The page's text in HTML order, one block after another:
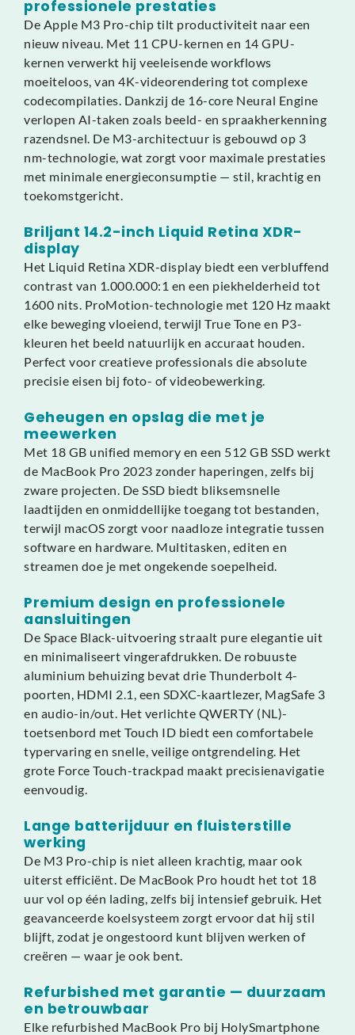
professionele prestaties
De Apple M3 Pro-chip tilt productiviteit naar een
nieuw niveau. Met 11 CPU-kernen en 14 GPU-
kernen verwerkt hij veeleisende workflows
moeiteloos, van 4K-videorendering tot complexe
codecompilaties. Dankzij de 16-core Neural Engine
verlopen AI-taken zoals beeld- en spraakherkenning
razendsnel. De M3-architectuur is gebouwd op 3
nm-technologie, wat zorgt voor maximale prestaties
met minimale energieconsumptie — stil, krachtig en
toekomstgericht.
Briljant 14.2-inch Liquid Retina XDR-
display
Het Liquid Retina XDR-display biedt een verbluffend
contrast van 1.000.000:1 en een piekhelderheid tot
1600 nits. ProMotion-technologie met 120 Hz maakt
elke beweging vloeiend, terwijl True Tone en P3-
kleuren het beeld natuurlijk en accuraat houden.
Perfect voor creatieve professionals die absolute
precisie eisen bij foto- of videobewerking.
Geheugen en opslag die met je
meewerken
Met 18 GB unified memory en een 512 GB SSD werkt
de MacBook Pro 2023 zonder haperingen, zelfs bij
zware projecten. De SSD biedt bliksemsnelle
laadtijden en onmiddellijke toegang tot bestanden,
terwijl macOS zorgt voor naadloze integratie tussen
software en hardware. Multitasken, editen en
streamen doe je met ongekende soepelheid.
Premium design en professionele
aansluitingen
De Space Black-uitvoering straalt pure elegantie uit
en minimaliseert vingerafdrukken. De robuuste
aluminium behuizing bevat drie Thunderbolt 4-
poorten, HDMI 2.1, een SDXC-kaartlezer, MagSafe 3
en audio-in/out. Het verlichte QWERTY (NL)-
toetsenbord met Touch ID biedt een comfortabele
typervaring en snelle, veilige ontgrendeling. Het
grote Force Touch-trackpad maakt precisienavigatie
eenvoudig.
Lange batterijduur en fluisterstille
werking
De M3 Pro-chip is niet alleen krachtig, maar ook
uiterst efficiënt. De MacBook Pro houdt het tot 18
uur vol op één lading, zelfs bij intensief gebruik. Het
geavanceerde koelsysteem zorgt ervoor dat hij stil
blijft, zodat je ongestoord kunt blijven werken of
creëren — waar je ook bent.
Refurbished met garantie — duurzaam
en betrouwbaar
Elke refurbished MacBook Pro bij HolySmartphone